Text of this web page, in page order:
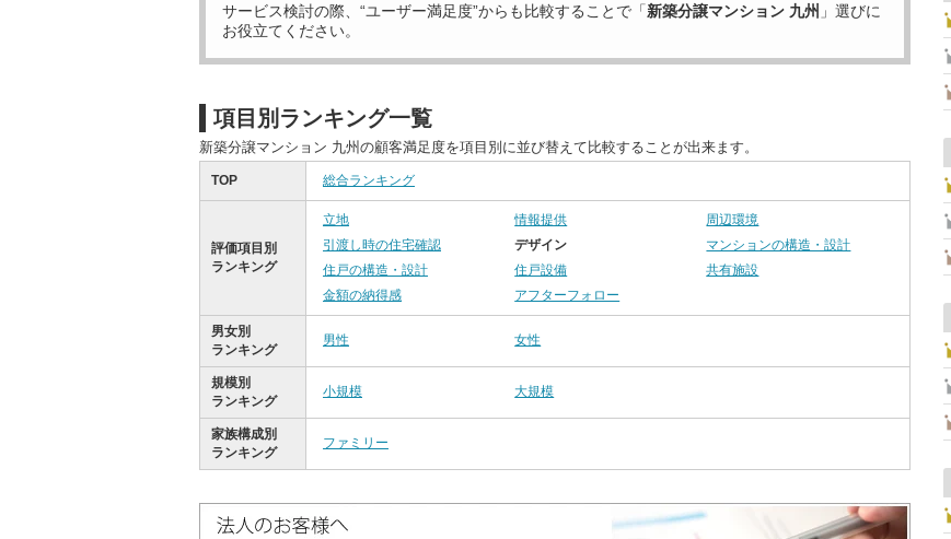
サービス検討の際、“ユーザー満足度”からも比較することで「新築分譲マンション 九州 」選びに
お役立てください。
項目別ランキング一覧
新築分譲マンション 九州の顧客満足度を項目別に並び替えて比較することが出来ます。
TOP 総合ランキング
評価項目別
ランキング
立地 情報提供
周辺環境
引渡し時の住宅確認
デザイン
マンションの構造・設計
住戸の構造・設計
住戸設備
共有施設
金額の納得感
アフターフォロー
男女別
ランキング
男性 女性
規模別
ランキング
小規模 大規模
家族構成別
ランキング
ファミリー